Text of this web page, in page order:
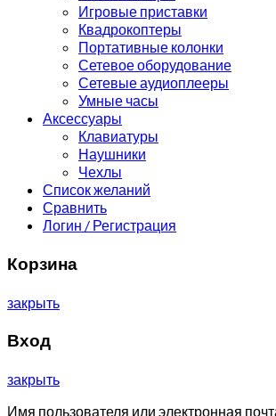
Игровые приставки
Квадрокоптеры
Портативные колонки
Сетевое оборудование
Сетевые аудиоплееры
Умные часы
Аксессуары
Клавиатуры
Наушники
Чехлы
Список желаний
Сравнить
Логин / Регистрация
Корзина
закрыть
Вход
закрыть
Имя пользователя или электронная